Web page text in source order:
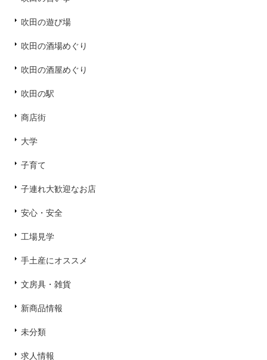
吹田の遊び場
吹田の酒場めぐり
吹田の酒屋めぐり
吹田の駅
商店街
大学
子育て
子連れ大歓迎なお店
安心・安全
工場見学
手土産にオススメ
文房具・雑貨
新商品情報
未分類
求人情報